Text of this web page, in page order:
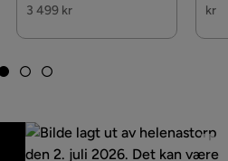
3 499 kr
kr